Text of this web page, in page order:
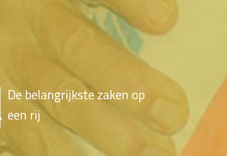
De belangrijkste zaken op
een rij